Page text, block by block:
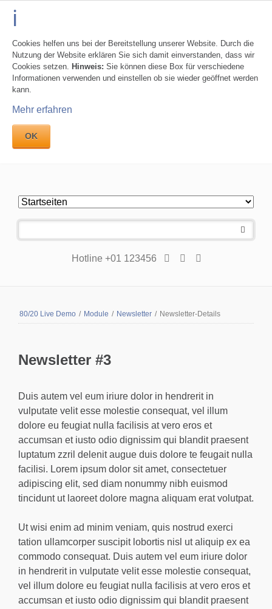
Cookies helfen uns bei der Bereitstellung unserer Website. Durch die
Nutzung der Website erklären Sie sich damit einverstanden, dass wir
Cookies setzen. Hinweis: Sie können diese Box für verschiedene
Informationen verwenden und einstellen ob sie wieder geöffnet werden
kann.
Mehr erfahren
OK
Hotline +01 123456
80/20 Live Demo / Module / Newsletter / Newsletter-Details
Newsletter #3
Duis autem vel eum iriure dolor in hendrerit in
vulputate velit esse molestie consequat, vel illum
dolore eu feugiat nulla facilisis at vero eros et
accumsan et iusto odio dignissim qui blandit praesent
luptatum zzril delenit augue duis dolore te feugait nulla
facilisi. Lorem ipsum dolor sit amet, consectetuer
adipiscing elit, sed diam nonummy nibh euismod
tincidunt ut laoreet dolore magna aliquam erat volutpat.
Ut wisi enim ad minim veniam, quis nostrud exerci
tation ullamcorper suscipit lobortis nisl ut aliquip ex ea
commodo consequat. Duis autem vel eum iriure dolor
in hendrerit in vulputate velit esse molestie consequat,
vel illum dolore eu feugiat nulla facilisis at vero eros et
accumsan et iusto odio dignissim qui blandit praesent